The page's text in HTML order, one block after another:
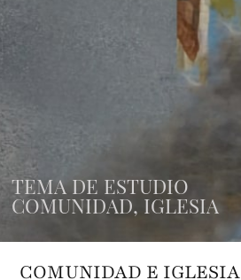
TEMA DE ESTUDIO
COMUNIDAD, IGLESIA
COMUNIDAD E IGLESIA